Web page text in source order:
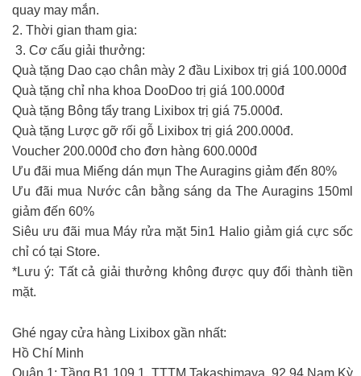
quay may mắn.
2. Thời gian tham gia:
3. Cơ cấu giải thưởng:
Quà tặng Dao cạo chân mày 2 đầu Lixibox trị giá 100.000đ
Quà tặng chỉ nha khoa DooDoo trị giá 100.000đ
Quà tặng Bông tẩy trang Lixibox trị giá 75.000đ.
Quà tặng Lược gỡ rối gỗ Lixibox trị giá 200.000đ.
Voucher 200.000đ cho đơn hàng 600.000đ
Ưu đãi mua Miếng dán mụn The Auragins giảm đến 80%
Ưu đãi mua Nước cân bằng sáng da The Auragins 150ml
giảm đến 60%
Siêu ưu đãi mua Máy rửa mặt 5in1 Halio giảm giá cực sốc
chỉ có tại Store.
*Lưu ý: Tất cả giải thưởng không được quy đổi thành tiền
mặt.
Ghé ngay cửa hàng Lixibox gần nhất:
Hồ Chí Minh
Quận 1: Tầng B1 109 1, TTTM Takashimaya, 92 94 Nam Kỳ